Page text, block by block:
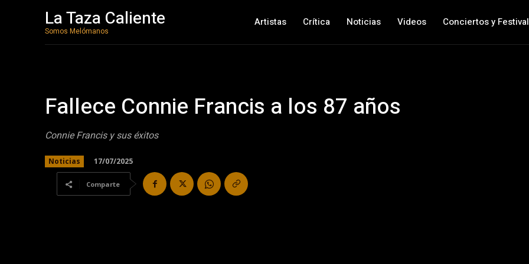
La Taza Caliente
Somos Melómanos
Artistas Crítica Noticias Videos Conciertos y
Fallece Connie Francis a los 87 años
Connie Francis y sus éxitos
Noticias 17/07/2025
Comparte